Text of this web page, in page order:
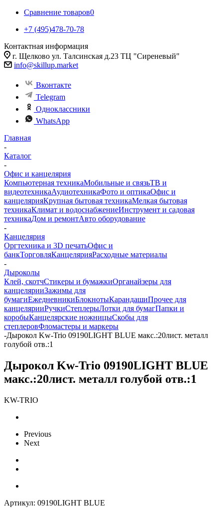
Сравнение товаров0
+7 (495)478-70-78
Контактная информация
г. Щелково ул. Талсинская д.23 ТЦ "Сиреневый"
info@skillup.market
Вконтакте
Telegram
Одноклассники
WhatsApp
Главная
-
Каталог
-
Офис и канцелярия
Компьютерная техникаМобильные и связьТВ и
видеотехникаАудиотехникаФото и оптикаОфис и
канцелярияКрупная бытовая техникаМелкая бытовая
техникаКлимат и водоснабжениеИнструмент и садовая
техникаДом и ремонтАвто оборудование
-
Канцелярия
Оргтехника и 3D печатьОфис и
банкТорговляКанцелярияРасходные материалы
-
Дыроколы
Клей, скотчСтикеры и бумажкиОрганайзеры для
канцелярииЗажимы для
бумагиЕжедневникиБлокнотыКарандашиПрочее для
канцелярииРучкиСтеплерыЛотки для бумагПапки и
коробыКанцелярские ножницыСкобы для
степлеровФломастеры и маркеры
-Дырокол Kw-Trio 09190LIGHT BLUE макс.:20лист. металл
голубой отв.:1
Дырокол Kw-Trio 09190LIGHT BLUE
макс.:20лист. металл голубой отв.:1
KW-TRIO
Previous
Next
Артикул: 09190LIGHT BLUE